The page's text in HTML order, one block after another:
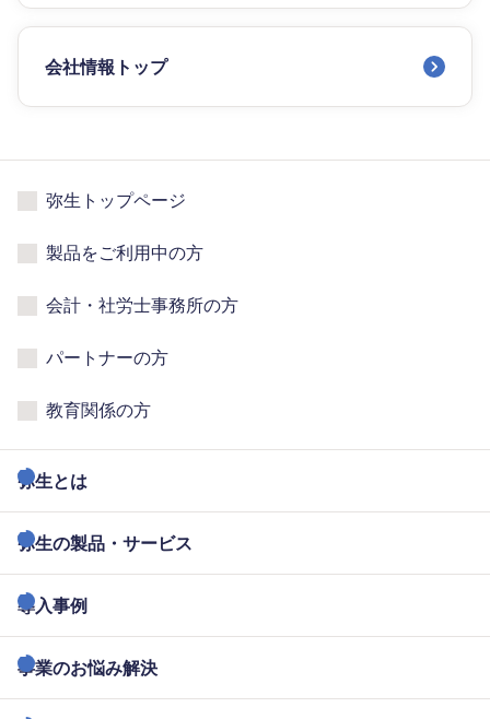
会社情報トップ
弥生トップページ
製品をご利用中の方
会計・社労士事務所の方
パートナーの方
教育関係の方
弥生とは
弥生の製品・サービス
導入事例
事業のお悩み解決